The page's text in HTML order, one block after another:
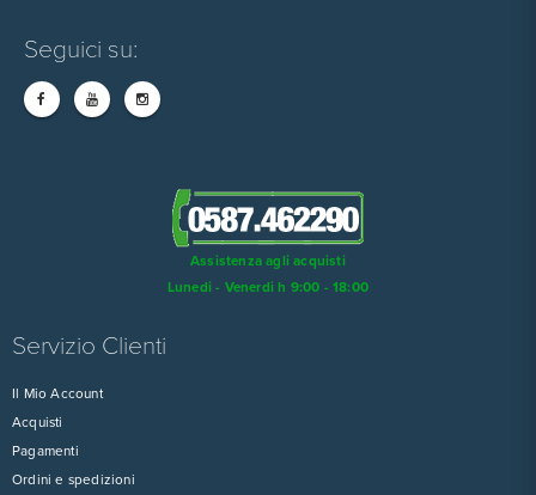
Seguici su:
Assistenza agli acquisti
Lunedi - Venerdi h 9:00 - 18:00
Servizio Clienti
Il Mio Account
Acquisti
Pagamenti
Ordini e spedizioni